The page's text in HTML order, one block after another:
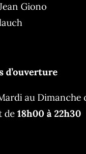
Giono
d’ouverture
au Dimanche
de18h00 à 22h30